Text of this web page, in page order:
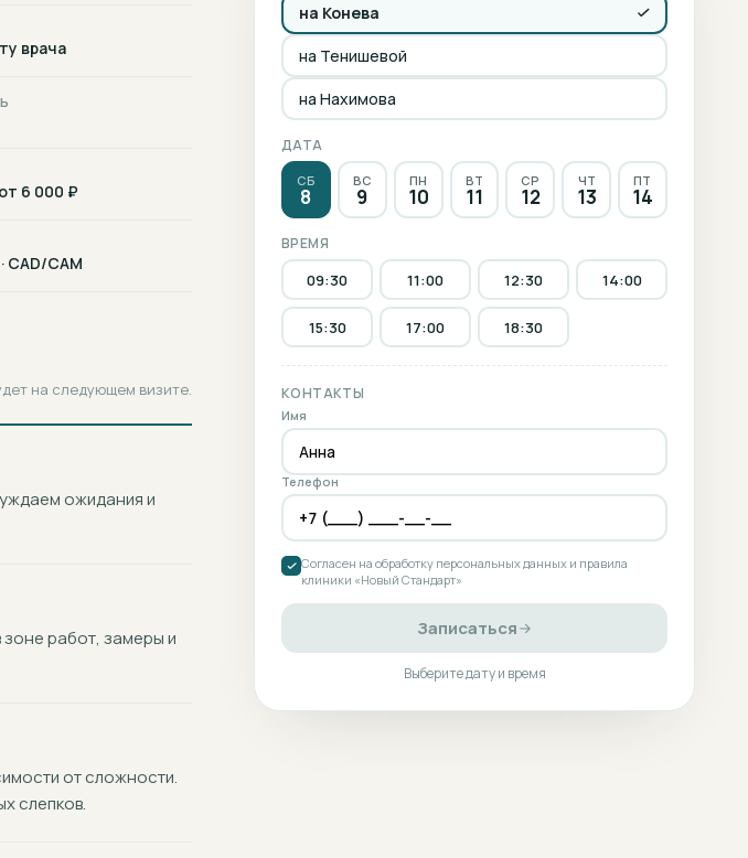
врача
6 000 ₽
CAD/CAM
на следующем визите.
ожидания и
работ, замеры и
от сложности.
слепков.
на Конева
на Тенишевой
на Нахимова
ДАТА
СБ
8
ВС
9
ПН
10
ВТ
11
СР
12
ЧТ
13
ПТ
14
ВРЕМЯ
09:30 11:00 12:30 14:00
15:30 17:00 18:30
КОНТАКТЫ
Имя
Телефон
Согласен на обработку персональных данных и правила
клиники «Новый Стандарт»
Записаться
Выберите дату и время